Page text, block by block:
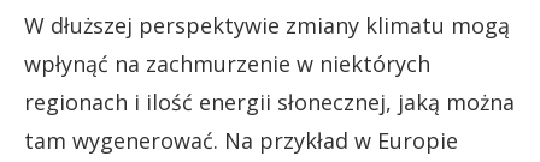
W dłuższej perspektywie zmiany klimatu mogą
wpłynąć na zachmurzenie w niektórych
regionach i ilość energii słonecznej, jaką można
tam wygenerować. Na przykład w Europie